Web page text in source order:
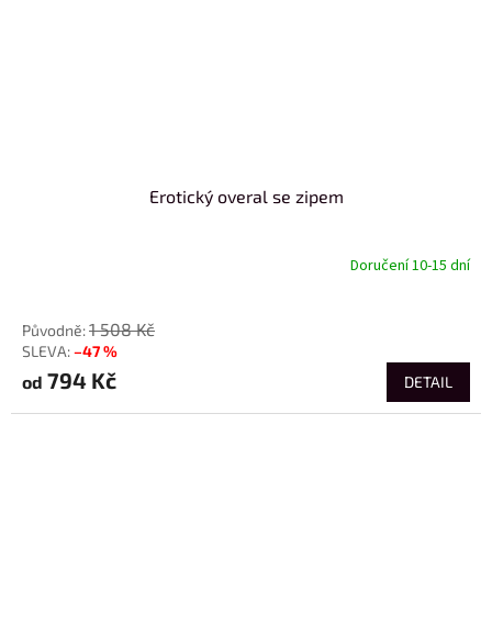
Erotický overal se zipem
Doručení 10-15 dní
1 508 Kč
–47 %
od 794 Kč DETAIL